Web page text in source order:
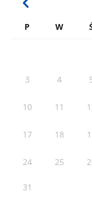
P W
3 4
10 11
17 18
24 25
31